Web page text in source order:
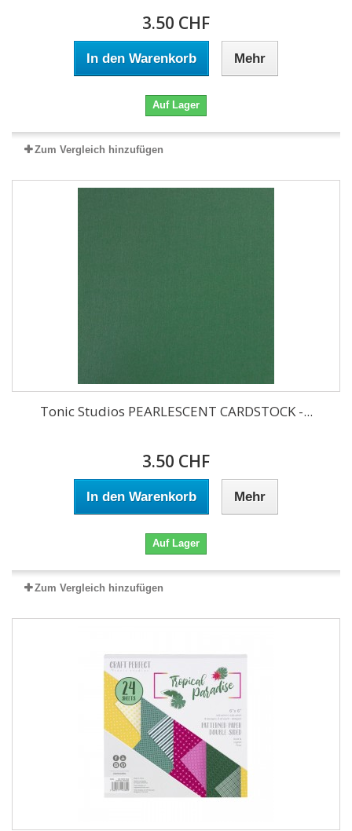
3.50 CHF
In den Warenkorb Mehr
Auf Lager
Zum Vergleich hinzufügen
Tonic Studios PEARLESCENT CARDSTOCK -...
3.50 CHF
In den Warenkorb Mehr
Auf Lager
Zum Vergleich hinzufügen